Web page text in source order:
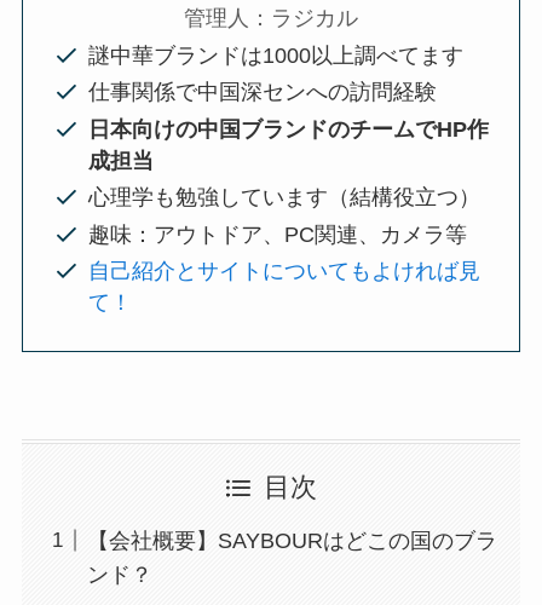
管理人：ラジカル
謎中華ブランドは1000以上調べてます
仕事関係で中国深センへの訪問経験
日本向けの中国ブランドのチームでHP作
成担当
心理学も勉強しています（結構役立つ）
趣味：アウトドア、PC関連、カメラ等
自己紹介とサイトについてもよければ見
て！
目次
【会社概要】SAYBOURはどこの国のブラ
ンド？